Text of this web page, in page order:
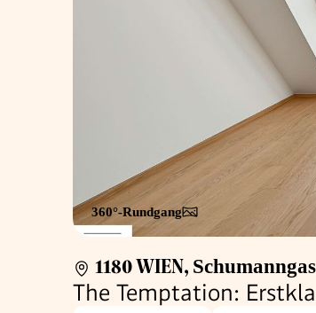
360°-Rundgang
1180 WIEN,
The Temptation: